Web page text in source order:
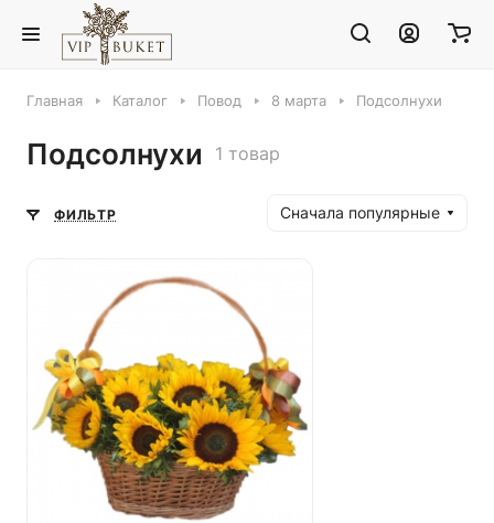
Главная Каталог Повод 8 марта Подсолнухи
Подсолнухи 1 товар
ФИЛЬТР Сначала популярные